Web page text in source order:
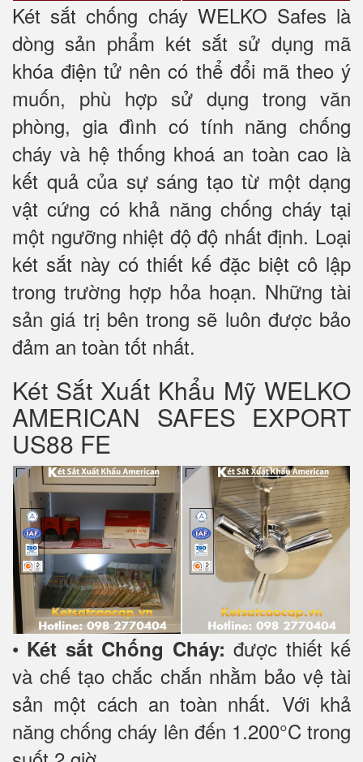
Két sắt chống cháy WELKO Safes là
dòng sản phẩm két sắt sử dụng mã
khóa điện tử nên có thể đổi mã theo ý
muốn, phù hợp sử dụng trong văn
phòng, gia đình có tính năng chống
cháy và hệ thống khoá an toàn cao là
kết quả của sự sáng tạo từ một dạng
vật cứng có khả năng chống cháy tại
một ngưỡng nhiệt độ độ nhất định. Loại
két sắt này có thiết kế đặc biệt cô lập
trong trường hợp hỏa hoạn. Những tài
sản giá trị bên trong sẽ luôn được bảo
đảm an toàn tốt nhất.
Két Sắt Xuất Khẩu Mỹ WELKO
AMERICAN SAFES EXPORT
US88 FE
• Két sắt Chống Cháy: được thiết kế
và chế tạo chắc chắn nhằm bảo vệ tài
sản một cách an toàn nhất. Với khả
năng chống cháy lên đến 1.200°C trong